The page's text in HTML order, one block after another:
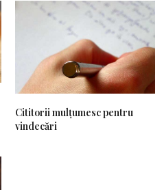
Cititorii mulțumesc pentru
vindecări